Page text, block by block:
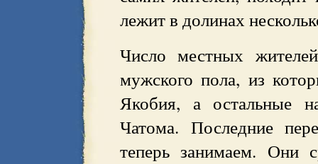
лежит в долинах
Число местных
мужского пола, из
Якобия, а остальные
Чатома. Последние
теперь занимаем. Они